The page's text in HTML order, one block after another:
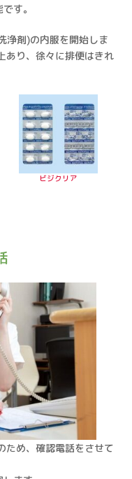
す。
浄剤)の内服を開始しま
あり、徐々に排便はきれ
ビジクリア
ため、確認電話をさせて